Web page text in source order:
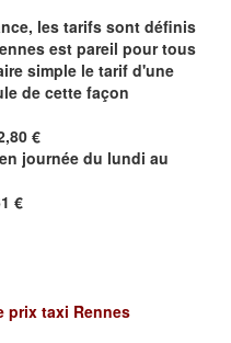
les tarifs sont définis
est pareil pour tous
simple le tarif d'une
de cette façon
€
journée du lundi au
€
prix taxi Rennes